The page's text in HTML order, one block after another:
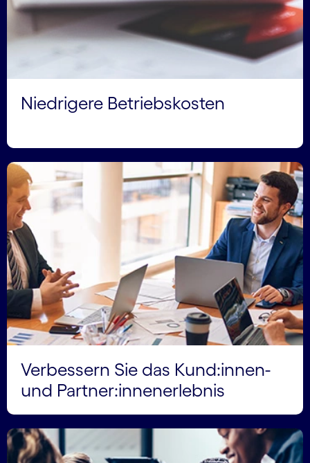
Niedrigere Betriebskosten
Verbessern Sie das Kund:innen-
und Partner:innen­erlebnis